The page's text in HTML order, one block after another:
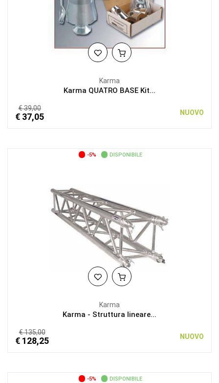
Karma
Karma QUATRO BASE Kit...
€ 39,00
€ 37,05 NUOVO
-5% DISPONIBILE
Karma
Karma - Struttura lineare...
€ 135,00
€ 128,25 NUOVO
-5% DISPONIBILE